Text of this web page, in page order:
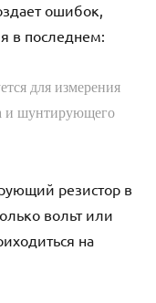
ошибок,
в последнем:
для измерения
и шунтирующего
резистор в
вольт или
на